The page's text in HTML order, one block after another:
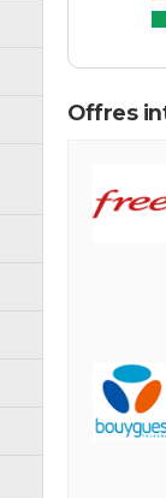
Offres